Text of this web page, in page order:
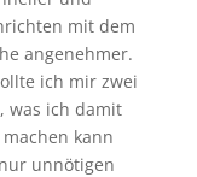
mit dem
angenehmer.
ich mir zwei
was ich damit
kann
unnötigen